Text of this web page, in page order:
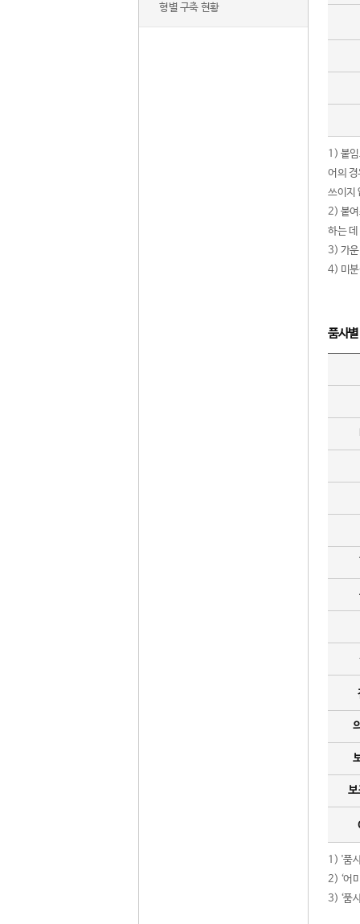
형별 구축 현황
1) 붙
어의
쓰이지
2) 붙여
하는
3) 가운
4) 미분
품사
보
1) '품
2) ‘어
3) ‘품